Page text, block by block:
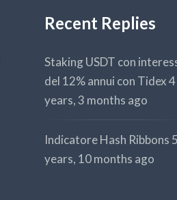
Recent Replies
Staking USDT con
del 12% annui con Tidex4
years, 3 months ago
Indicatore Hash Ribbons
years, 10 months ago